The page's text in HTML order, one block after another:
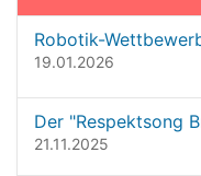
g
a
t
i
Robotik-
19.01.2026
Der "Respektsong
21.11.2025